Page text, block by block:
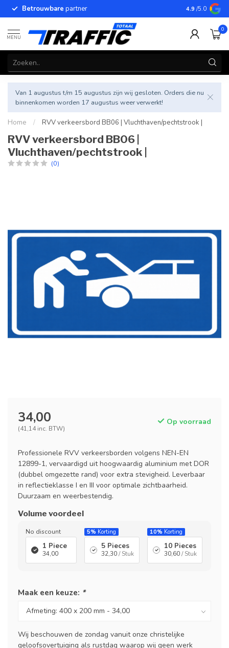
Betrouwbare partner 4.9 /5.0
MENU
0
Van 1 augustus t/m 15 augustus zijn wij gesloten. Orders die nu
binnenkomen worden 17 augustus weer verwerkt!
Home / RVV verkeersbord BB06 | Vluchthaven/pechtstrook |
RVV verkeersbord BB06 |
Vluchthaven/pechtstrook |
(0)
34,00
(41,14 inc. BTW)
Op voorraad
Professionele RVV verkeersborden volgens NEN-EN
12899-1, vervaardigd uit hoogwaardig aluminium met DOR
(dubbel omgezette rand) voor extra stevigheid. Leverbaar
in reflectieklasse I en III voor optimale zichtbaarheid.
Duurzaam en weerbestendig.
Volume voordeel
No discount
1 Piece
34,00
5% Korting
5 Pieces
32,30/ Stuk
10% Korting
10 Pieces
30,60/ Stuk
Maak een keuze: *
Wij beschouwen de zondag vanuit onze christelijke
geloofsovertuiging als rustdag waarop wij geen werk